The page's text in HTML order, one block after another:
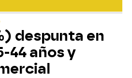
despunta en
44 años y